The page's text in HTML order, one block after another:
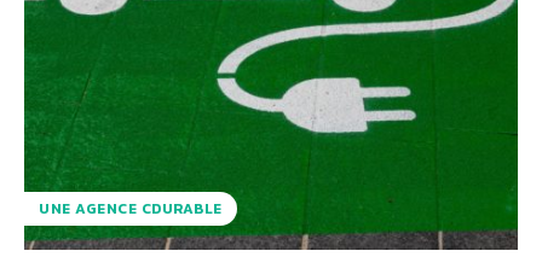
UNE AGENCE CDURABLE